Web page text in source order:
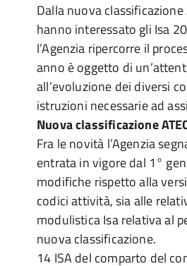
Dalla nuova
hanno interessato gli Isa
l’Agenzia ripercorre il
anno è oggetto di
all’evoluzione dei diversi
istruzioni necessarie ad
Nuova classificazione
Fra le novità l’Agenzia
entrata in vigore dal 1°
modifiche rispetto alla
codici attività, sia alle
modulistica Isa relativa al
nuova classificazione.
14 ISA del comparto del